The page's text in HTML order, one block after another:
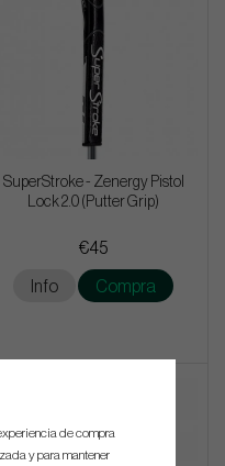
SuperStroke - Zenergy Pistol
Lock 2.0 (Putter Grip)
€45
Info Compra
de compra
y para mantener